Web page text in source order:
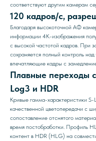
соответствуют другим камерам
120 кадров/с,
Благодаря высокоточной АФ
информации 4K-изображения
с высокой частотой кадров. При
сохраняется полный контроль
впечатляющие кадры с
Плавные переходы
Log3 и HDR
Кривые гамма-характеристики
качественной цветопередачи с
сопоставление отснятого
время постобработки. Профиль
контент в HDR (HLG) на